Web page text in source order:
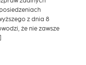
z dnia 8
że nie zawsze